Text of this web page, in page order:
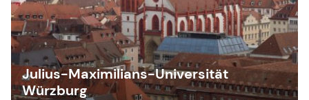
Julius-Maximilians-Universität
Würzburg